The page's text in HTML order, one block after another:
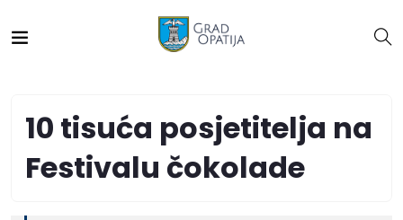
10 tisuća posjetitelja na
Festivalu čokolade